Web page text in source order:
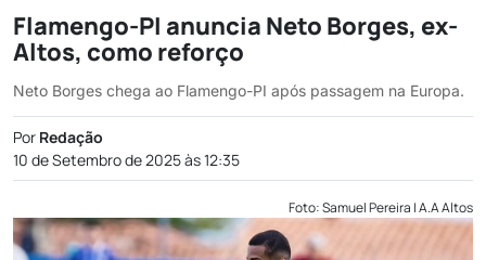
Flamengo-PI anuncia Neto Borges, ex-
Altos, como reforço
Neto Borges chega ao Flamengo-PI após passagem na Europa.
Por Redação
10 de Setembro de 2025 às 12:35
Foto: Samuel Pereira | A.A Altos